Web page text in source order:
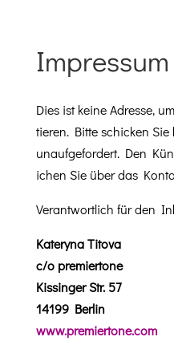
Impressum
Dies ist keine Adresse,
tieren. Bitte schick­en
unaufge­fordert. Den
ichen Sie über das
Ver­ant­wortlich für den
Katery­na Titova
c/o premiertone
Kissinger Str. 57
14199 Berlin
www.premiertone.com